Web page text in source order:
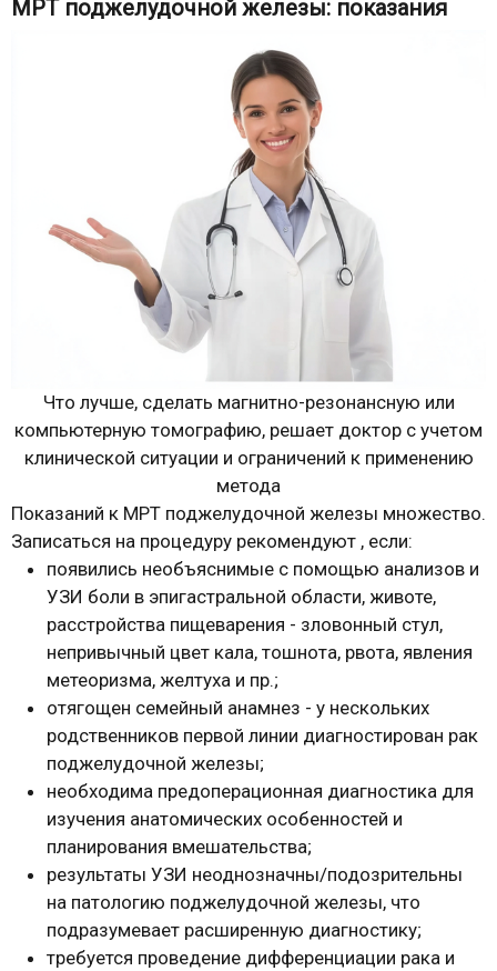
МРТ поджелудочной железы: показания
Что лучше, сделать магнитно-резонансную или
компьютерную томографию, решает доктор с учетом
клинической ситуации и ограничений к применению
метода
Показаний к МРТ поджелудочной железы множество.
Записаться на процедуру рекомендуют , если:
появились необъяснимые с помощью анализов и
УЗИ боли в эпигастральной области, животе,
расстройства пищеварения - зловонный стул,
непривычный цвет кала, тошнота, рвота, явления
метеоризма, желтуха и пр.;
отягощен семейный анамнез - у нескольких
родственников первой линии диагностирован рак
поджелудочной железы;
необходима предоперационная диагностика для
изучения анатомических особенностей и
планирования вмешательства;
результаты УЗИ неоднозначны/подозрительны
на патологию поджелудочной железы, что
подразумевает расширенную диагностику;
требуется проведение дифференциации рака и